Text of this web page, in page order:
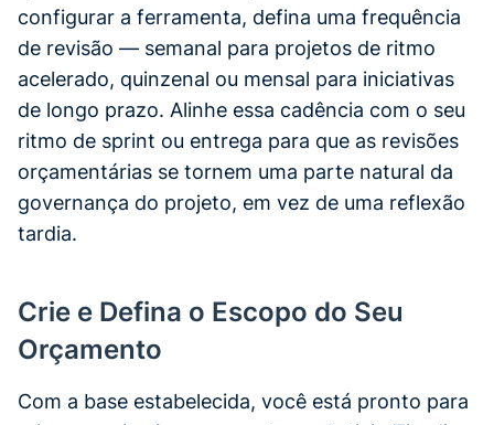
configurar a ferramenta, defina uma frequência
de revisão — semanal para projetos de ritmo
acelerado, quinzenal ou mensal para iniciativas
de longo prazo. Alinhe essa cadência com o seu
ritmo de sprint ou entrega para que as revisões
orçamentárias se tornem uma parte natural da
governança do projeto, em vez de uma reflexão
tardia.
Crie e Defina o Escopo do Seu
Orçamento
Com a base estabelecida, você está pronto para